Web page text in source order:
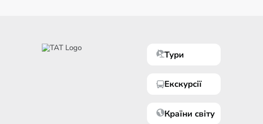
Тури
Екскурсії
Країни світу